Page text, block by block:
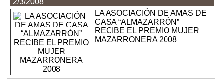
2/3/2008
LA ASOCIACIÓN DE AMAS DE
CASA “ALMAZARRÓN”
RECIBE EL PREMIO MUJER
MAZARRONERA 2008